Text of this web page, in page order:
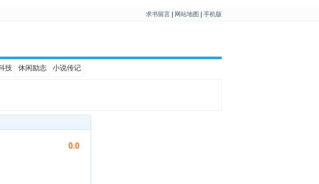
求书留言
网站地图 手机版
技 休闲励志 小说传记
0.0